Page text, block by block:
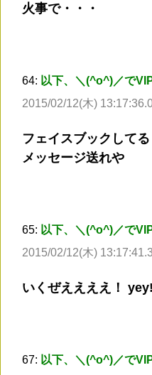
火事で・・・
64: 以下、＼(^o^)／で
2015/02/12(木)
フェイスブックして
メッセージ送れや
65: 以下、＼(^o^)／で
2015/02/12(木)
いくぜええええ！
67: 以下、＼(^o^)／で